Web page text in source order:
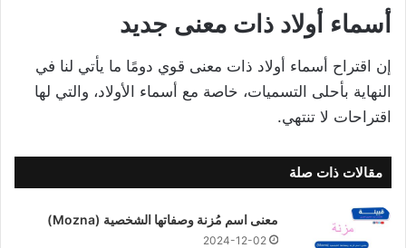
أسماء أولاد ذات معنى جديد
إن اقتراح أسماء أولاد ذات معنى قوي دومًا ما يأتي لنا في
النهاية بأحلى التسميات، خاصة مع أسماء الأولاد، والتي لها
اقتراحات لا تنتهي.
مقالات ذات صلة
معنى اسم مُزنة وصفاتها الشخصية (Mozna)
2024-12-02